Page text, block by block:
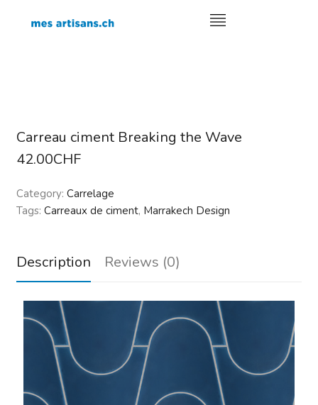
Carreau ciment Breaking the Wave
42.00CHF
Category: Carrelage
Tags: Carreaux de ciment, Marrakech Design
Description Reviews (0)